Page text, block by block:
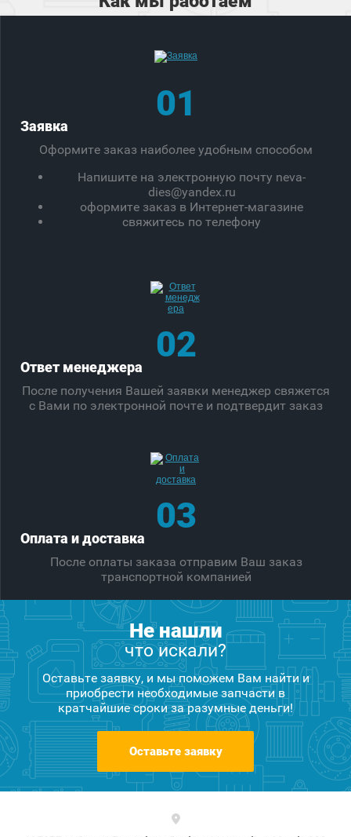
01
Заявка
Оформите заказ наиболее удобным способом
Напишите на электронную почту neva-
dies@yandex.ru
оформите заказ в Интернет-магазине
свяжитесь по телефону
02
Ответ менеджера
После получения Вашей заявки менеджер свяжется
с Вами по электронной почте и подтвердит заказ
03
Оплата и доставка
После оплаты заказа отправим Ваш заказ
транспортной компанией
Не нашли
что искали?
Оставьте заявку, и мы поможем Вам найти и
приобрести необходимые запчасти в
кратчайшие сроки за разумные деньги!
Оставьте заявку